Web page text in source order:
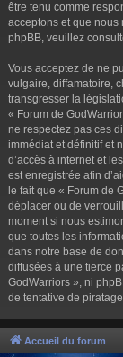
être tenu comme
acceptons et que nous
phpBB, veuillez
Vous acceptez de ne
vulgaire, diffamatoire,
transgresser la
« Forum de
ne respectez pas ces
immédiat et définitif et
d’accès à internet et
est enregistrée afin
le fait que « Forum de
déplacer ou de
moment si nous
que toutes les
dans notre base de
diffusées à une tierce
GodWarriors », ni
de tentative de
Accueil du forum